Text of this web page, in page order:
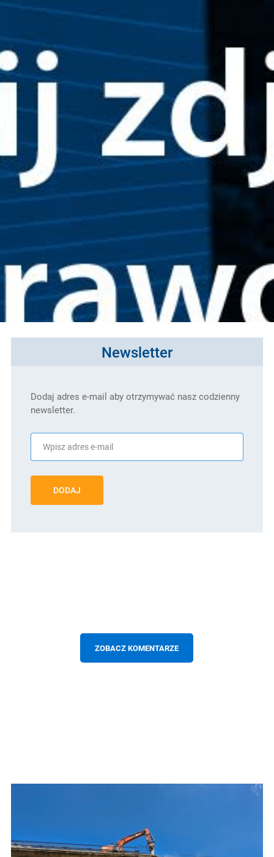
Newsletter
Dodaj adres e-mail aby otrzymywać nasz codzienny
newsletter.
DODAJ
ZOBACZ KOMENTARZE